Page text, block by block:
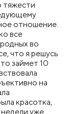
тяжести
отношение.
все
во
что я решусь
займет 10
на
красотка,
уже